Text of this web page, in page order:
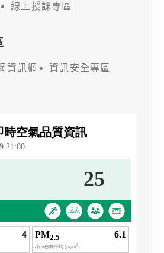
線上授課專區
資訊網
資訊安全專區